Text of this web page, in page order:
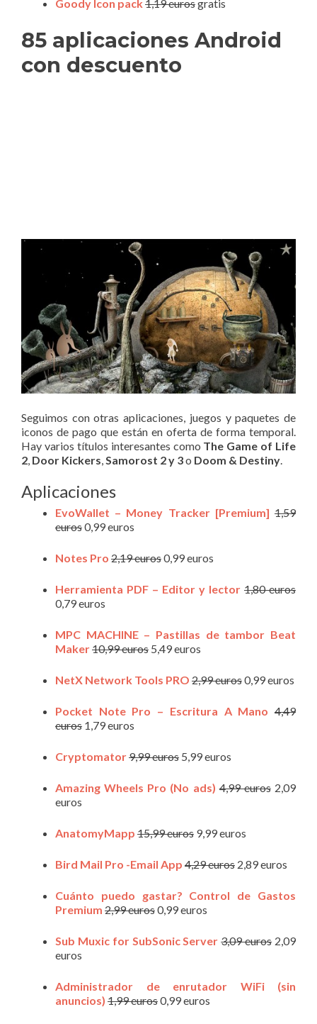
Goody Icon pack 1,19 eurosgratis
85 aplicaciones Android
con descuento
Seguimos con otras aplicaciones, juegos y paquetes de
iconos de pago que están en oferta de forma temporal.
Hay varios títulos interesantes como The Game of Life
2, Door Kickers,Samorost 2 y 3o Doom & Destiny.
Aplicaciones
EvoWallet – Money Tracker [Premium] 1,59
euros0,99 euros
Notes Pro 2,19 euros0,99 euros
Herramienta PDF – Editor y lector 1,80 euros
0,79 euros
MPC MACHINE – Pastillas de tambor Beat
Maker10,99 euros 5,49 euros
NetX Network Tools PRO 2,99 euros0,99 euros
Pocket Note Pro – Escritura A Mano 4,49
euros 1,79 euros
Cryptomator9,99 euros 5,99 euros
Amazing Wheels Pro (No ads) 4,99 euros2,09
euros
AnatomyMapp 15,99 euros 9,99 euros
Bird Mail Pro -Email App 4,29 euros 2,89 euros
Cuánto puedo gastar? Control de Gastos
Premium 2,99 euros0,99 euros
Sub Muxic for SubSonic Server 3,09 euros2,09
euros
Administrador de enrutador WiFi (sin
anuncios) 1,99 euros0,99 euros